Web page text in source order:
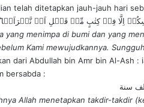
telah ditetapkan jauh-jauh hari
فِیۡ کِتٰبٍ مِّنۡ قَبۡلِ اَنۡ نَّبۡرَاَہَا
yang menimpa di bumi dan yang
Kami mewujudkannya.
dari Abdullah bin Amr bin Al-Ash :
bersabda :
سنة
Allah menetapkan takdir-takdir